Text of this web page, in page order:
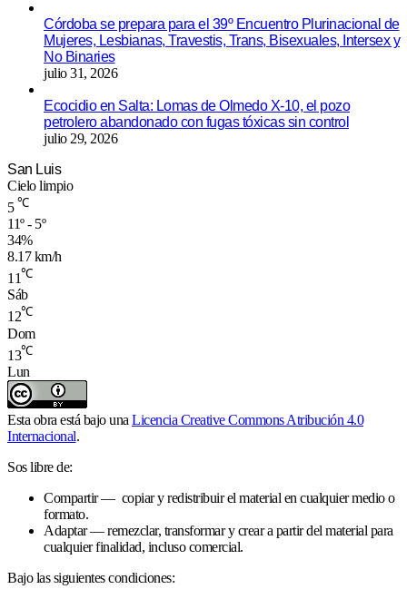
Córdoba se prepara para el 39º Encuentro Plurinacional de
Mujeres, Lesbianas, Travestis, Trans, Bisexuales, Intersex y
No Binaries
julio 31, 2026
Ecocidio en Salta: Lomas de Olmedo X-10, el pozo
petrolero abandonado con fugas tóxicas sin control
julio 29, 2026
San Luis
Cielo limpio
5 ℃
11º - 5º
34%
8.17 km/h
11℃
Sáb
12℃
Dom
13℃
Lun
Esta obra está bajo una Licencia Creative Commons Atribución 4.0
Internacional.
Sos libre de:
Compartir — copiar y redistribuir el material en cualquier medio o
formato.
Adaptar — remezclar, transformar y crear a partir del material para
cualquier finalidad, incluso comercial.
Bajo las siguientes condiciones: